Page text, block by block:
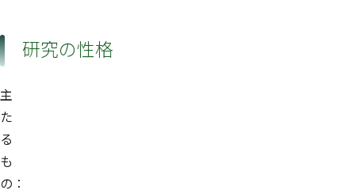
研究の性格
主
た
る
も
の：